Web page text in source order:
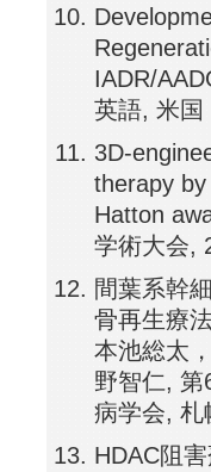
IADR/
英語, 米国
3D-
therapy
Hatton
学術大会,
間葉系幹
骨再生療
本池総太
野智仁,
病学会, 札
HDAC阻